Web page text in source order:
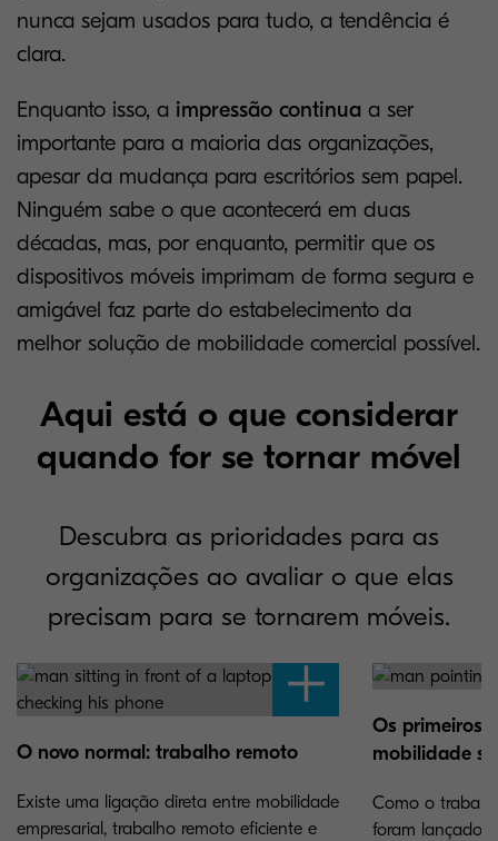
nunca sejam usados para tudo, a tendência é
clara.
Enquanto isso, a impressão continua a ser
importante para a maioria das organizações,
apesar da mudança para escritórios sem papel.
Ninguém sabe o que acontecerá em duas
décadas, mas, por enquanto, permitir que os
dispositivos móveis imprimam de forma segura e
amigável faz parte do estabelecimento da
melhor solução de mobilidade comercial possível.
Aqui está o que considerar
quando for se tornar móvel
Descubra as prioridades para as
organizações ao avaliar o que elas
precisam para se tornarem móveis.
O novo normal: trabalho remoto
Existe uma ligação direta entre mobilidade
empresarial, trabalho remoto eficiente e
Os primeiros
mobilidade
Como o
foram lançados